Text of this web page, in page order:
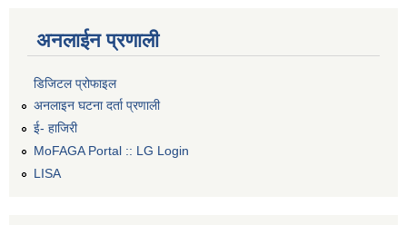
अनलाईन प्रणाली
डिजिटल प्रोफाइल
अनलाइन घटना दर्ता प्रणाली
ई- हाजिरी
MoFAGA Portal :: LG Login
LISA